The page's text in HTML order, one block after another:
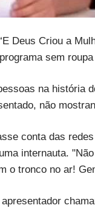
Deus Criou a
sem
na história
não
conta das
internauta.
o tronco no ar!